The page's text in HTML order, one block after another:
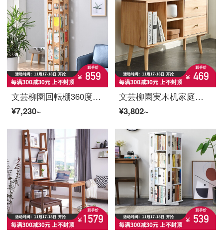
文芸柳園回転棚360度本棚収納書棚学生家庭用丸太書棚シンプルかつ創意的な着地置物棚6階丸太色
¥7,230~
文芸柳園実木机家庭用机棚一体学習机書斎シンプルデスクデスクパソコンデスク原木色書棚
¥3,802~